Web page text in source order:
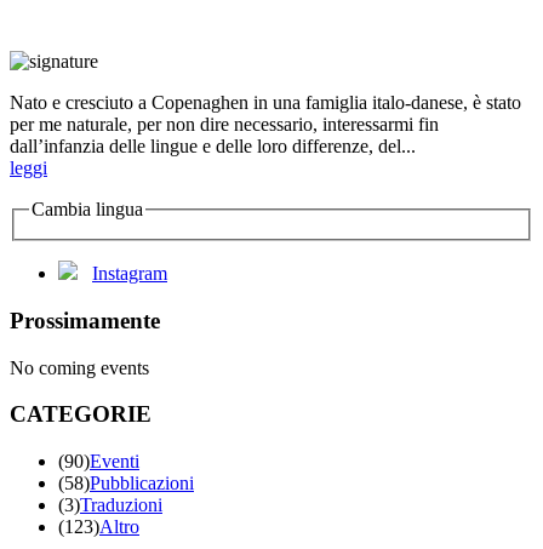
Nato e cresciuto a Copenaghen in una famiglia italo-danese, è stato
per me naturale, per non dire necessario, interessarmi fin
dall’infanzia delle lingue e delle loro differenze, del...
leggi
Cambia lingua
Instagram
Prossimamente
No coming events
CATEGORIE
(90)Eventi
(58)Pubblicazioni
(3)Traduzioni
(123)Altro